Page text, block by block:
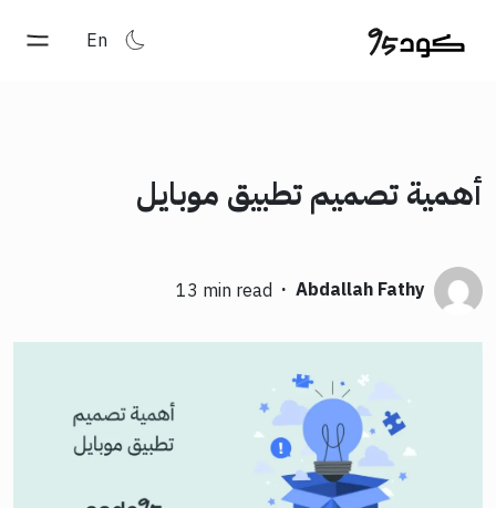
En
أهمية تصميم تطبيق موبايل
Abdallah Fathy
·
13 min read